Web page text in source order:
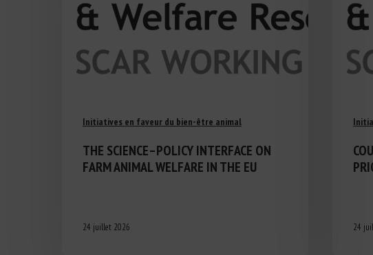
Initiatives en faveur du bien-être animal
THE SCIENCE–POLICY INTERFACE ON
FARM ANIMAL WELFARE IN THE EU
24 juillet 2026 24